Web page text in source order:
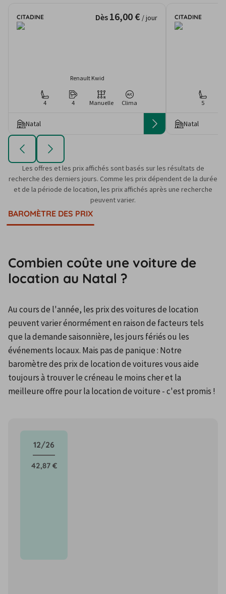
CITADINE Dès 16,00 € / jour
Renault Kwid
4 4 Manuelle Clima
Natal
CITADINE
5
Natal
Les offres et les prix affichés sont basés sur les résultats de
recherche des derniers jours. Comme les prix dépendent de la durée
et de la période de location, les prix affichés après une recherche
peuvent varier.
BAROMÈTRE DES PRIX
Combien coûte une voiture de
location au Natal ?
Au cours de l'année, les prix des voitures de location
peuvent varier énormément en raison de facteurs tels
que la demande saisonnière, les jours fériés ou les
événements locaux. Mais pas de panique : Notre
baromètre des prix de location de voitures vous aide
toujours à trouver le créneau le moins cher et la
meilleure offre pour la location de voiture - c'est promis !
12/26
42,87 €